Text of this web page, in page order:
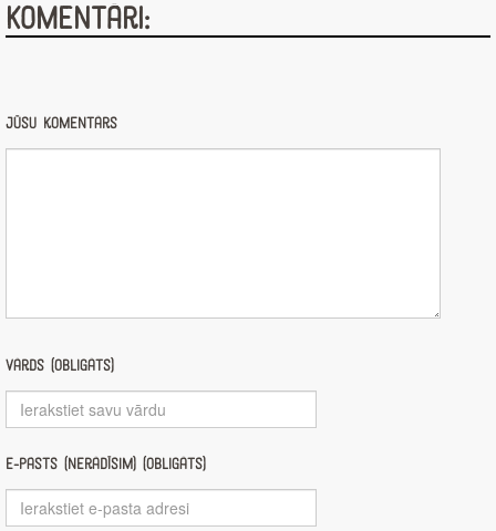
Komentāri:
Jūsu komentārs
Vārds (obligāts)
E-pasts (nerādīsim) (obligāts)